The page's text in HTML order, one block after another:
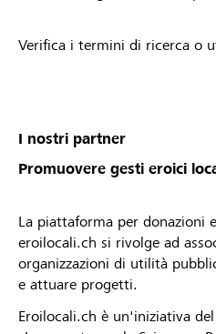
Verifica i termini di ricerca o
I nostri partner
Promuovere gesti eroici
La piattaforma per donazioni
eroilocali.ch si rivolge ad
organizzazioni di utilità
e attuare progetti.
Eroilocali.ch è un'iniziativa